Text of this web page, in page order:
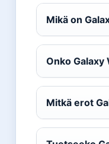
Mikä on
Onko Galaxy
Mitkä erot